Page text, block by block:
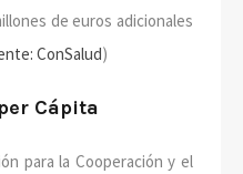
de euros adicionales
ConSalud)
Cápita
para la Cooperación y el